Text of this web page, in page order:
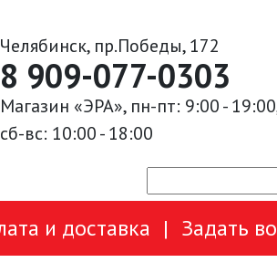
Челябинск, пр.Победы, 172
8 909-077-0303
Магазин «ЭРА», пн-пт: 9:00 -
сб-вс: 10:00 - 18:00
и доставка | Задать